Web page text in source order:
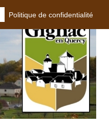
Politique de confidentialité